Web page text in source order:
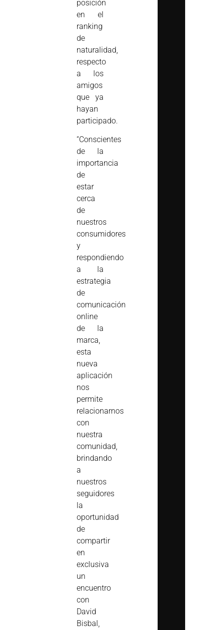
posición
en el
ranking
de
naturalidad,
respecto
a los
amigos
que ya
hayan
participado.
“Conscientes
de la
importancia
de
estar
cerca
de
nuestros
consumidores
y
respondiendo
a la
estrategia
de
comunicación
online
de la
marca,
esta
nueva
aplicación
nos
permite
relacionarnos
con
nuestra
comunidad,
brindando
a
nuestros
seguidores
la
oportunidad
de
compartir
en
exclusiva
un
encuentro
con
David
Bisbal,